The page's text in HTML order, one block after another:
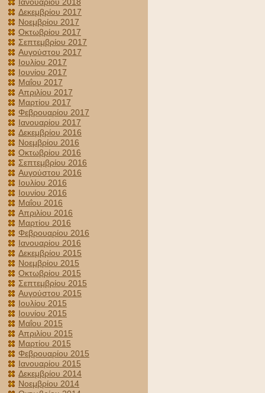
Δεκεμβρίου 2017
Νοεμβρίου 2017
Οκτωβρίου 2017
Σεπτεμβρίου 2017
Αυγούστου 2017
Ιουλίου 2017
Ιουνίου 2017
Μαΐου 2017
Απριλίου 2017
Μαρτίου 2017
Φεβρουαρίου 2017
Ιανουαρίου 2017
Δεκεμβρίου 2016
Νοεμβρίου 2016
Οκτωβρίου 2016
Σεπτεμβρίου 2016
Αυγούστου 2016
Ιουλίου 2016
Ιουνίου 2016
Μαΐου 2016
Απριλίου 2016
Μαρτίου 2016
Φεβρουαρίου 2016
Ιανουαρίου 2016
Δεκεμβρίου 2015
Νοεμβρίου 2015
Οκτωβρίου 2015
Σεπτεμβρίου 2015
Αυγούστου 2015
Ιουλίου 2015
Ιουνίου 2015
Μαΐου 2015
Απριλίου 2015
Μαρτίου 2015
Φεβρουαρίου 2015
Ιανουαρίου 2015
Δεκεμβρίου 2014
Νοεμβρίου 2014